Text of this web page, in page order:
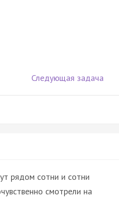
Следующая задача
рядом сотни и сотни
смотрели на